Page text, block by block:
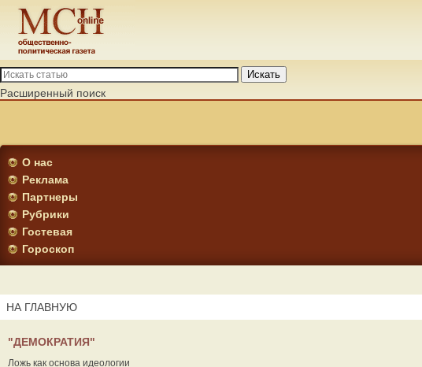
Искать
Расширенный поиск
О нас
Реклама
Партнеры
Рубрики
Гостевая
Гороскоп
НА ГЛАВНУЮ
"ДЕМОКРАТИЯ"
Ложь как основа идеологии